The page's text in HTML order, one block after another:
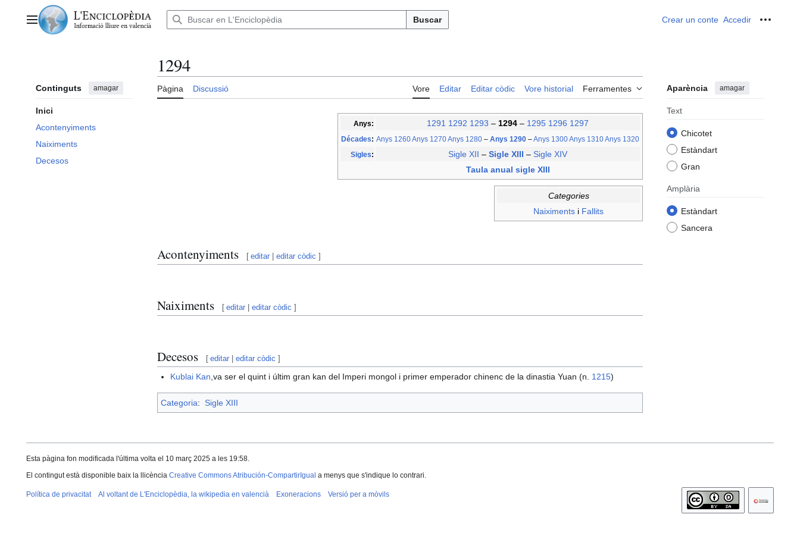
contingutMenú principal Buscar Crear un conte Accedir
Continguts amagar
Inici
Acontenyiments
Naiximents
Decesos
1294
Pàgina Discussió Vore Editar Editar còdic Vore historial Ferramentes Aparència amagar
Text
Chicotet
Estàndart
Gran
Amplària
Estàndart
Sancera
Anys: 1291 1292 1293 – 1294 – 1295 1296 1297
Décades: Anys 1260Anys 1270Anys 1280 – Anys 1290 –Anys 1300Anys 1310Anys 1320
Sigles: Sigle XII – Sigle XIII – Sigle XIV
Taula anual sigle XIII
Categories
Naiximents i Fallits
Acontenyiments [ editar |editar còdic ]
Naiximents [ editar |editar còdic ]
Decesos [ editar |editar còdic ]
Kublai Kan,va ser el quint i últim gran kan del Imperi mongol i primer emperador chinenc de la dinastia Yuan (n. 1215)
Categoria: Sigle XIII
Esta pàgina fon modificada l'última volta el 10 març 2025 a les 19:58.
El contingut està disponible baix la llicència Creative Commons Atribución-CompartirIgual a menys que s'indique lo contrari.
Política de privacitat Al voltant de L'Enciclopèdia, la wikipedia en valencià Exoneracions Versió per a mòvils